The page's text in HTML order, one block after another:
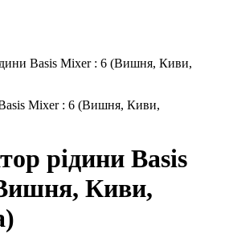
Basis Mixer : 6 (Вишня, Киви,
Mixer : 6 (Вишня, Киви,
рідини Basis
Киви,